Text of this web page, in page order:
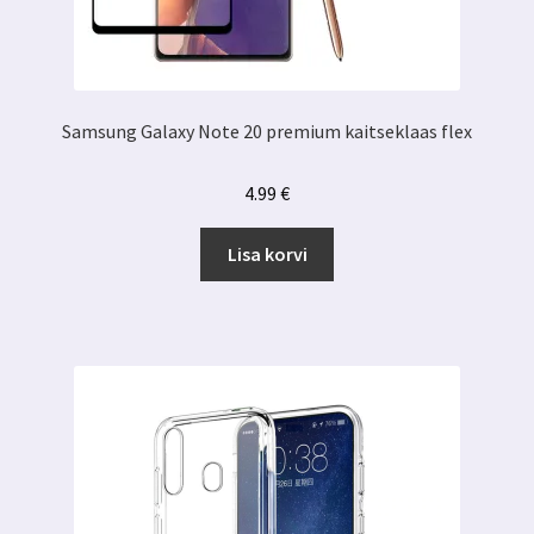
Samsung Galaxy Note 20 premium kaitseklaas flex
4.99 €
Lisa korvi